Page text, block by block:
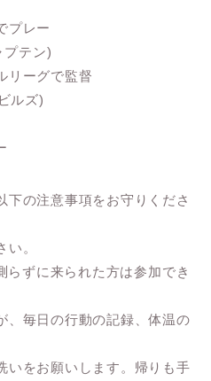
プレー
プテン)
リーグで監督
ルズ)
下の注意事項をお守りくださ
い。
ずに来られた方は参加でき
毎日の行動の記録、体温の
いをお願いします。帰りも手